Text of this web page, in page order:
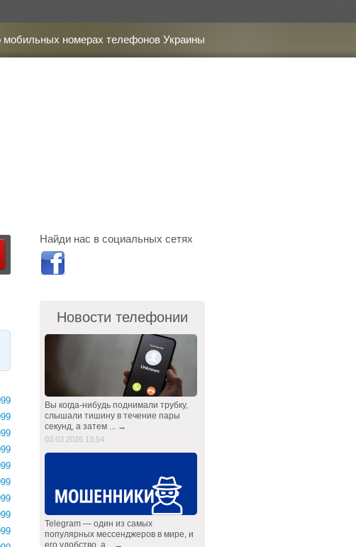
номерах телефонов Украины
Найди нас в социальных сетях
Новости телефонии
Вы когда-нибудь поднимали трубку,
слышали тишину в течение пары
секунд, а затем ... →
03.03.2026 13:54
Telegram — один из самых
популярных мессенджеров в мире, и
его удобство, а... →